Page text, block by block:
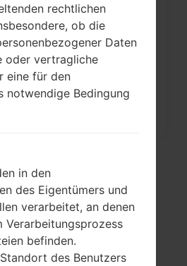
die
durch Menü
rechtlichen
ob die
Daten
oder vertragliche
eine für den
notwendige Bedingung
in den
des Eigentümers und
verarbeitet, an denen
Verarbeitungsprozess
befinden.
des Benutzers